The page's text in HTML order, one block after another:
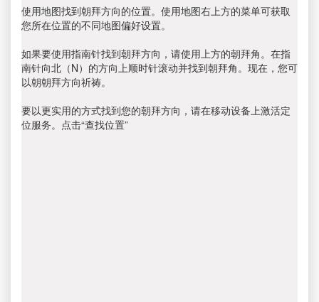
使用地图找到朝拜方向的位置。使用地图右上方的菜单可获取
您所在位置的不同地图偏好设置。
如果要使用指南针找到朝拜方向，请使用上方的朝拜角。在指
南针向北（N）的方向上顺时针滚动并找到朝拜角。现在，您可
以朝朝拜方向祈祷。
要以更实用的方式找到您的朝拜方向，请在移动设备上激活定
位服务。点击“查找位置”